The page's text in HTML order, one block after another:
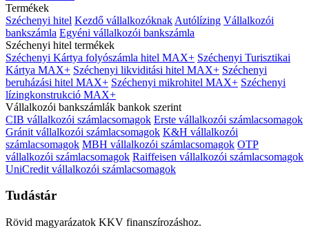
Termékek
Széchenyi hitel Kezdő vállalkozóknak Autólízing Vállalkozói
bankszámla Egyéni vállalkozói bankszámla
Széchenyi hitel termékek
Széchenyi Kártya folyószámla hitel MAX+ Széchenyi Turisztikai
Kártya MAX+ Széchenyi likviditási hitel MAX+ Széchenyi
beruházási hitel MAX+ Széchenyi mikrohitel MAX+ Széchenyi
lízingkonstrukció MAX+
Vállalkozói bankszámlák bankok szerint
CIB vállalkozói számlacsomagok Erste vállalkozói számlacsomagok
Gránit vállalkozói számlacsomagok K&H vállalkozói
számlacsomagok MBH vállalkozói számlacsomagok OTP
vállalkozói számlacsomagok Raiffeisen vállalkozói számlacsomagok
UniCredit vállalkozói számlacsomagok
Tudástár
Rövid magyarázatok KKV finanszírozáshoz.